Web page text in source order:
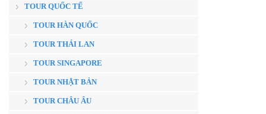
TOUR QUỐC TẾ
TOUR HÀN QUỐC
TOUR THÁI LAN
TOUR SINGAPORE
TOUR NHẬT BẢN
TOUR CHÂU ÂU